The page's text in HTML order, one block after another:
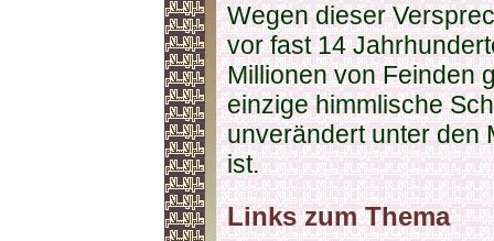
Wegen dieser
vor fast 14
Millionen von Feinden
einzige himmlische
unverändert unter den
ist.
Links zum Thema